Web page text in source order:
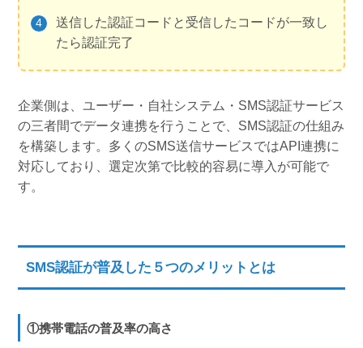
送信した認証コードと受信したコードが一致し
たら認証完了
企業側は、ユーザー・自社システム・SMS認証サービス
の三者間でデータ連携を行うことで、SMS認証の仕組み
を構築します。多くのSMS送信サービスではAPI連携に
対応しており、選定次第で比較的容易に導入が可能で
す。
SMS認証が普及した５つのメリットとは
①携帯電話の普及率の高さ